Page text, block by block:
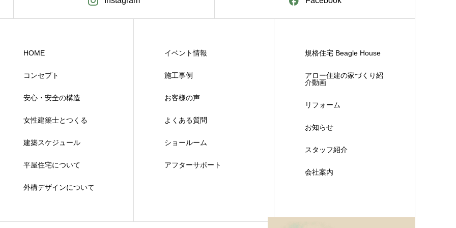
HOME
コンセプト
安心・安全の構造
女性建築士とつくる
建築スケジュール
平屋住宅について
外構デザインについて
イベント情報
施工事例
お客様の声
よくある質問
ショールーム
アフターサポート
規格住宅 Beagle House
アロー住建の家づくり紹
介動画
リフォーム
お知らせ
スタッフ紹介
会社案内